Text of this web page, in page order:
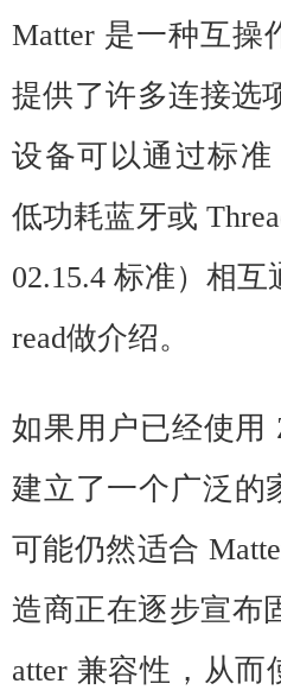
Matter 是一种互操
提供了许多连接选
设备可以通过标准
低功耗蓝牙或
02.15.4 标准）相
read做介绍。
如果用户已经使用
建立了一个广泛的
可能仍然适合
造商正在逐步宣布
atter 兼容性，从